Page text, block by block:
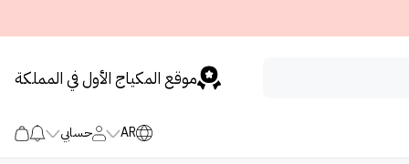
موقع المكياج الأول في المملكة
AR حسابي